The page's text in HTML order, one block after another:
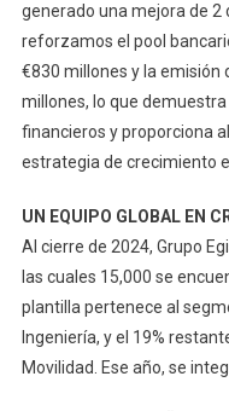
generado una mejora de 2
reforzamos el pool
€830 millones y la
millones, lo que
financieros y proporciona
estrategia de crecimiento
UN EQUIPO GLOBAL EN
Al cierre de 2024, Grupo
las cuales 15,000 se
plantilla pertenece al
Ingeniería, y el 19%
Movilidad. Ese año, se